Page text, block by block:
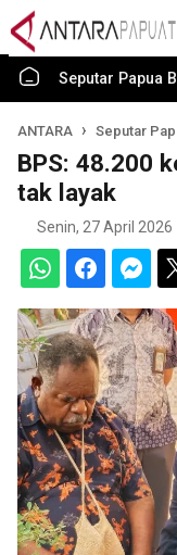
Seputar Papua
ANTARA Seputar
BPS: 48.200
tak layak
Senin, 27 April 2026